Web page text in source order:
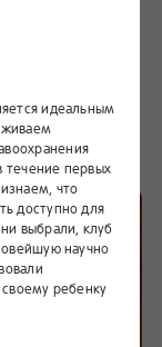
идеальным
течение первых
что
доступно для
выбрали, клуб
научно
ребенку